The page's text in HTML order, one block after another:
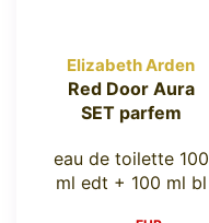
Elizabeth Arden
Red Door Aura
SET parfem
eau de toilette 100
ml edt + 100 ml bl